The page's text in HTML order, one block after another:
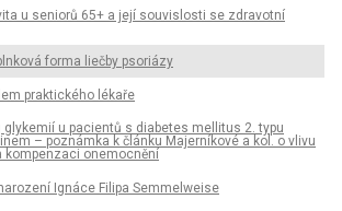
u seniorů 65+ a její souvislosti se zdravotní
forma liečby psoriázy
praktického lékaře
u pacientů s diabetes mellitus 2. typu
– poznámka k článku Majerníkové a kol. o vlivu
kompenzaci onemocnění
Ignáce Filipa Semmelweise